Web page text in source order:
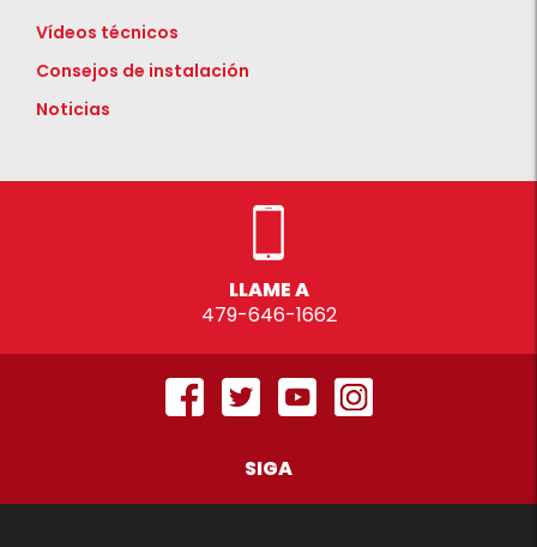
Vídeos técnicos
Consejos de instalación
Noticias
LLAME A
479-646-1662
SIGA